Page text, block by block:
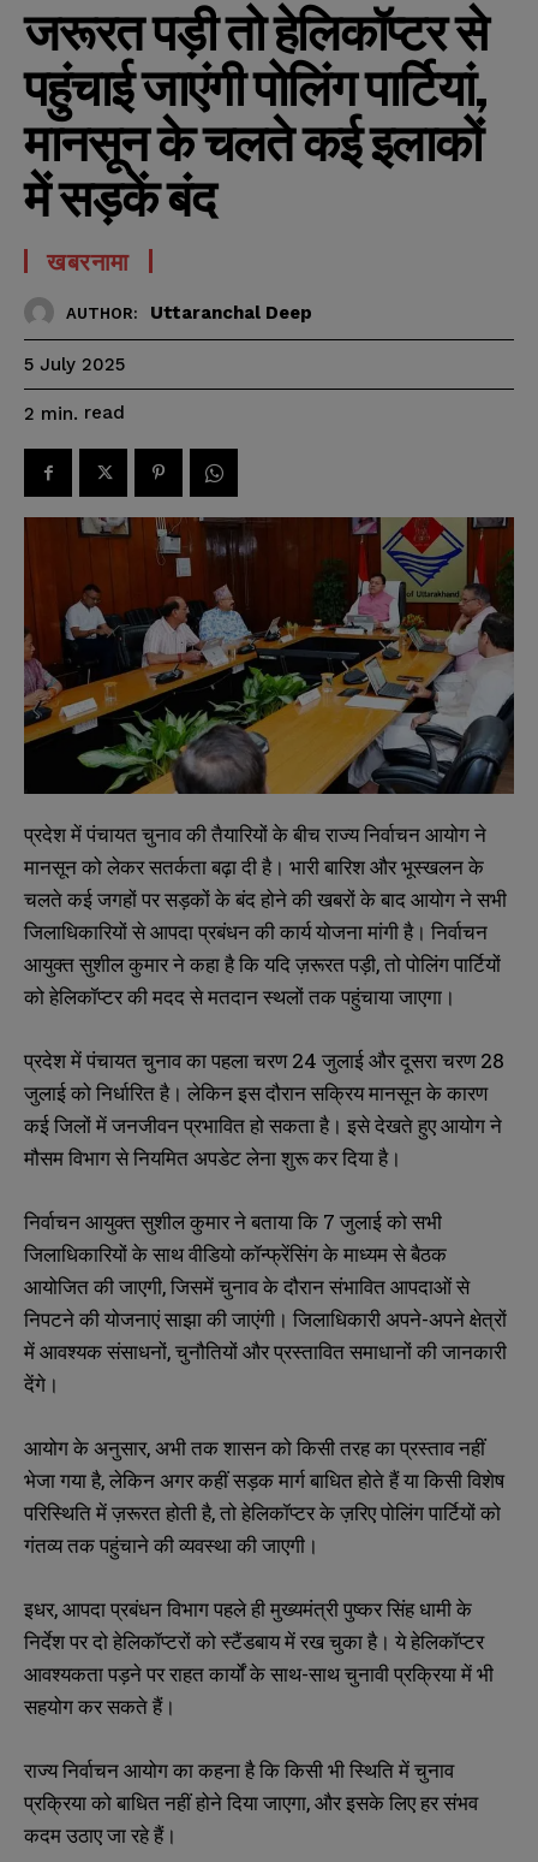
जरूरत पड़ी तो हेलिकॉप्टर से
पहुंचाई जाएंगी पोलिंग पार्टियां,
मानसून के चलते कई इलाकों
में सड़कें बंद
खबरनामा
AUTHOR: Uttaranchal Deep
5 July 2025
2 min. read
प्रदेश में पंचायत चुनाव की तैयारियों के बीच राज्य निर्वाचन आयोग ने
मानसून को लेकर सतर्कता बढ़ा दी है। भारी बारिश और भूस्खलन के
चलते कई जगहों पर सड़कों के बंद होने की खबरों के बाद आयोग ने सभी
जिलाधिकारियों से आपदा प्रबंधन की कार्य योजना मांगी है। निर्वाचन
आयुक्त सुशील कुमार ने कहा है कि यदि ज़रूरत पड़ी, तो पोलिंग पार्टियों
को हेलिकॉप्टर की मदद से मतदान स्थलों तक पहुंचाया जाएगा।
प्रदेश में पंचायत चुनाव का पहला चरण 24 जुलाई और दूसरा चरण 28
जुलाई को निर्धारित है। लेकिन इस दौरान सक्रिय मानसून के कारण
कई जिलों में जनजीवन प्रभावित हो सकता है। इसे देखते हुए आयोग ने
मौसम विभाग से नियमित अपडेट लेना शुरू कर दिया है।
निर्वाचन आयुक्त सुशील कुमार ने बताया कि 7 जुलाई को सभी
जिलाधिकारियों के साथ वीडियो कॉन्फ्रेंसिंग के माध्यम से बैठक
आयोजित की जाएगी, जिसमें चुनाव के दौरान संभावित आपदाओं से
निपटने की योजनाएं साझा की जाएंगी। जिलाधिकारी अपने-अपने क्षेत्रों
में आवश्यक संसाधनों, चुनौतियों और प्रस्तावित समाधानों की जानकारी
देंगे।
आयोग के अनुसार, अभी तक शासन को किसी तरह का प्रस्ताव नहीं
भेजा गया है, लेकिन अगर कहीं सड़क मार्ग बाधित होते हैं या किसी विशेष
परिस्थिति में ज़रूरत होती है, तो हेलिकॉप्टर के ज़रिए पोलिंग पार्टियों को
गंतव्य तक पहुंचाने की व्यवस्था की जाएगी।
इधर, आपदा प्रबंधन विभाग पहले ही मुख्यमंत्री पुष्कर सिंह धामी के
निर्देश पर दो हेलिकॉप्टरों को स्टैंडबाय में रख चुका है। ये हेलिकॉप्टर
आवश्यकता पड़ने पर राहत कार्यों के साथ-साथ चुनावी प्रक्रिया में भी
सहयोग कर सकते हैं।
राज्य निर्वाचन आयोग का कहना है कि किसी भी स्थिति में चुनाव
प्रक्रिया को बाधित नहीं होने दिया जाएगा, और इसके लिए हर संभव
कदम उठाए जा रहे हैं।